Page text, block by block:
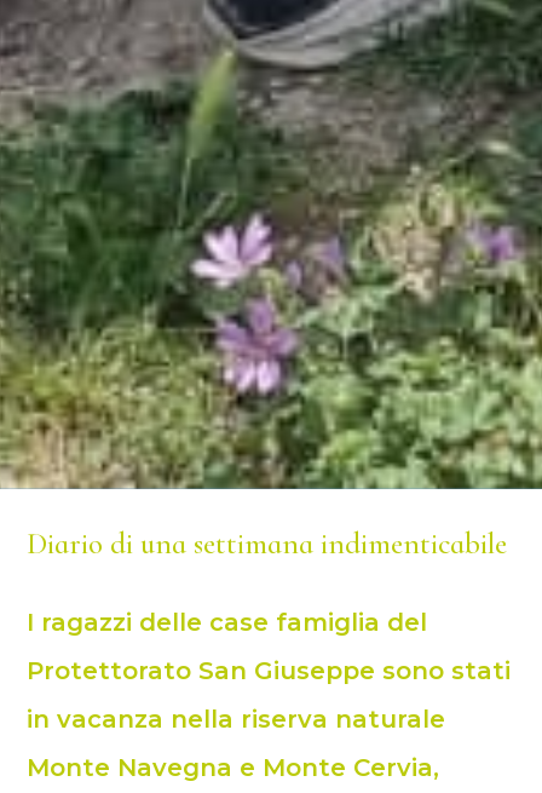
Diario di una settimana indimenticabile
I ragazzi delle case famiglia del
Protettorato San Giuseppe sono stati
in vacanza nella riserva naturale
Monte Navegna e Monte Cervia,